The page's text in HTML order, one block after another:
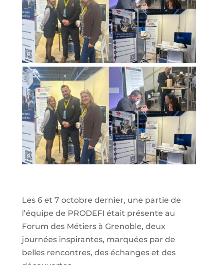
Les 6 et 7 octobre dernier, une partie de
l’équipe de PRODEFI était présente au
Forum des Métiers à Grenoble, deux
journées inspirantes, marquées par de
belles rencontres, des échanges et des